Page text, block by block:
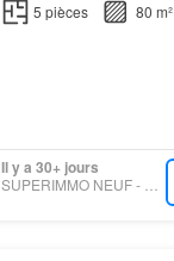
5 pièces 80 m²
Il y a 30+ jours